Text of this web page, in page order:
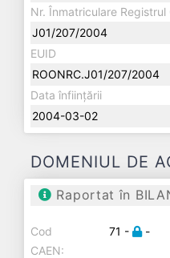
Nr. Înmatriculare Registrul
J01/207/2004
EUID
ROONRC.J01/207/2004
Data înființării
2004-03-02
DOMENIUL DE
Raportat în
Cod
CAEN:
71 - -